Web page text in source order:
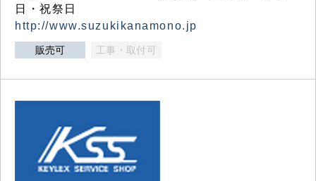
日・祝祭日
http://www.suzukikanamono.jp
販売可 工事・取付可